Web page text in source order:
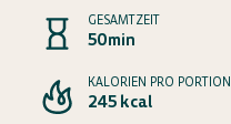
GESAMTZEIT
50min
KALORIEN PRO PORTION
245 kcal